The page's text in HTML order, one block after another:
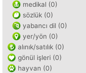
medikal (0)
sözlük (0)
yabancı dil (0)
yer/yön (0)
alınık/satılık (0)
gönül işleri (0)
hayvan (0)